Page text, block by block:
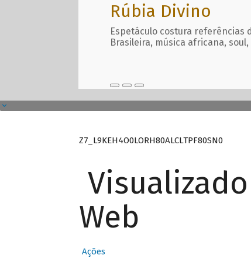
Rúbia Divino
Espetáculo costura referências
Brasileira, música africana,
Z7_L9KEH4O0LORH80ALCLTPF80SN0
Web
Ações